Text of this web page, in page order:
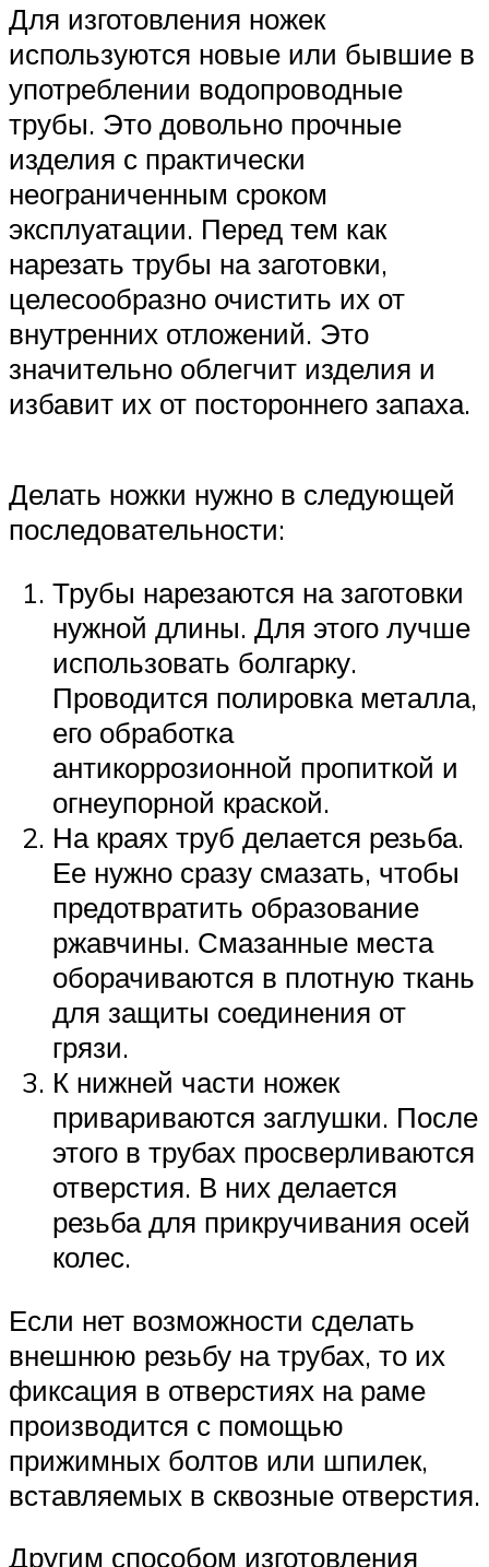
Для изготовления ножек
используются новые или бывшие в
употреблении водопроводные
трубы. Это довольно прочные
изделия с практически
неограниченным сроком
эксплуатации. Перед тем как
нарезать трубы на заготовки,
целесообразно очистить их от
внутренних отложений. Это
значительно облегчит изделия и
избавит их от постороннего запаха.
Делать ножки нужно в следующей
последовательности:
Трубы нарезаются на заготовки
нужной длины. Для этого лучше
использовать болгарку.
Проводится полировка металла,
его обработка
антикоррозионной пропиткой и
огнеупорной краской.
На краях труб делается резьба.
Ее нужно сразу смазать, чтобы
предотвратить образование
ржавчины. Смазанные места
оборачиваются в плотную ткань
для защиты соединения от
грязи.
К нижней части ножек
привариваются заглушки. После
этого в трубах просверливаются
отверстия. В них делается
резьба для прикручивания осей
колес.
Если нет возможности сделать
внешнюю резьбу на трубах, то их
фиксация в отверстиях на раме
производится с помощью
прижимных болтов или шпилек,
вставляемых в сквозные отверстия.
Другим способом изготовления